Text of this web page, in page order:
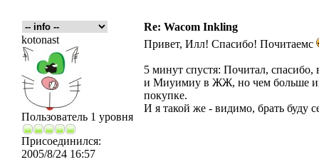
Re: Wacom Inkling
kotonast
Пользователь 1 уровня
Присоединился:
2005/8/24 16:57
Привет, Илл! Спасибо! Почитаемс
5 минут спустя: Почитал,
и Миуимиу в ЖЖ, но чем больше
покупке.
И я такой же - видимо, брать буду